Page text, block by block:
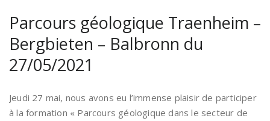
Parcours géologique Traenheim –
Bergbieten – Balbronn du
27/05/2021
Jeudi 27 mai, nous avons eu l’immense plaisir de participer
à la formation « Parcours géologique dans le secteur de